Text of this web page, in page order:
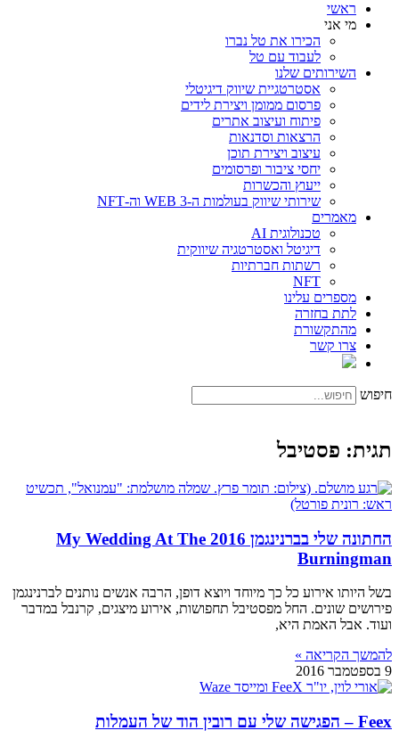
ראשי
מי אני
הכירו את טל נברו
לעבוד עם טל
השירותים שלנו
אסטרטגיית שיווק דיגיטלי
פרסום ממומן ויצירת לידים
פיתוח ועיצוב אתרים
הרצאות וסדנאות
עיצוב ויצירת תוכן
יחסי ציבור ופרסומים
ייעוץ והכשרות
שירותי שיווק בעולמות ה-WEB 3 וה-NFT
מאמרים
טכנולוגית AI
דיגיטל ואסטרטגיה שיווקית
רשתות חברתיות
NFT
מספרים עלינו
לתת בחזרה
מהתקשורת
צרו קשר
חיפוש
תגית: פסטיבל
החתונה שלי בברנינגמן 2016 My Wedding At The
Burningman
בשל היותו אירוע כל כך מיוחד ויוצא דופן, הרבה אנשים נותנים לברנינגמן
פירושים שונים. החל מפסטיבל תחפושות, אירוע מיצגים, קרנבל במדבר
ועוד. אבל האמת היא,
להמשך הקריאה »
9 בספטמבר 2016
Feex – הפגישה שלי עם רובין הוד של העמלות